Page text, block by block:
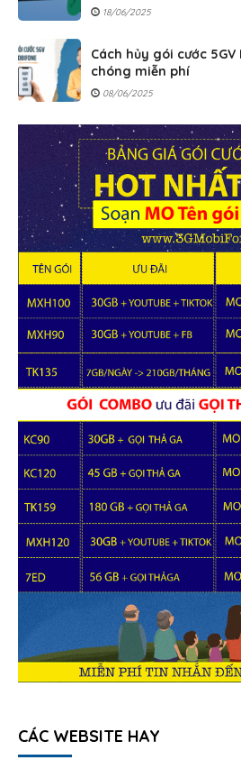
18/06/2025
Cách hủy gói cước
chóng miễn phí
08/06/2025
CÁC WEBSITE HAY